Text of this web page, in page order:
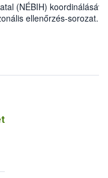
(NÉBIH)
ellenőrzés-sorozat.
egy hónap alatt több
figyelmeztetést és